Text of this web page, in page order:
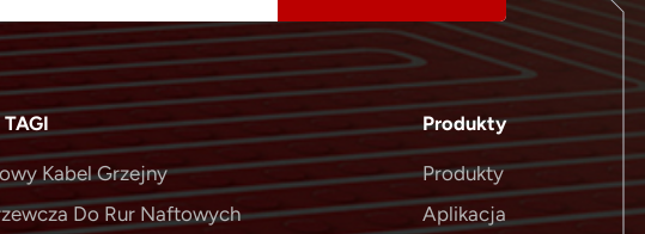
Kabel Grzejny
Do Rur Naftowych
Produkty
Produkty
Aplikacja